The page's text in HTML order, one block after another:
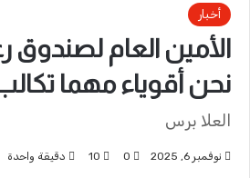
أخبار
الأمين العام لصندوق
نحن أقوياء مهما تكالب
العلا برس
نوفمبر 6, 2025 0
10 دقيقة واحدة